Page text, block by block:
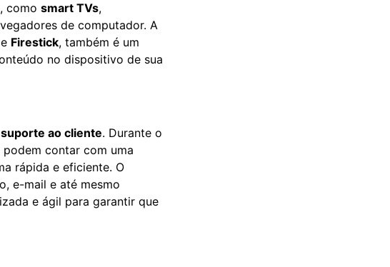
como smart TVs,
de computador. A
e Firestick, também é um
no dispositivo de sua
suporte ao cliente. Durante o
podem contar com uma
rápida e eficiente. O
e-mail e até mesmo
e ágil para garantir que